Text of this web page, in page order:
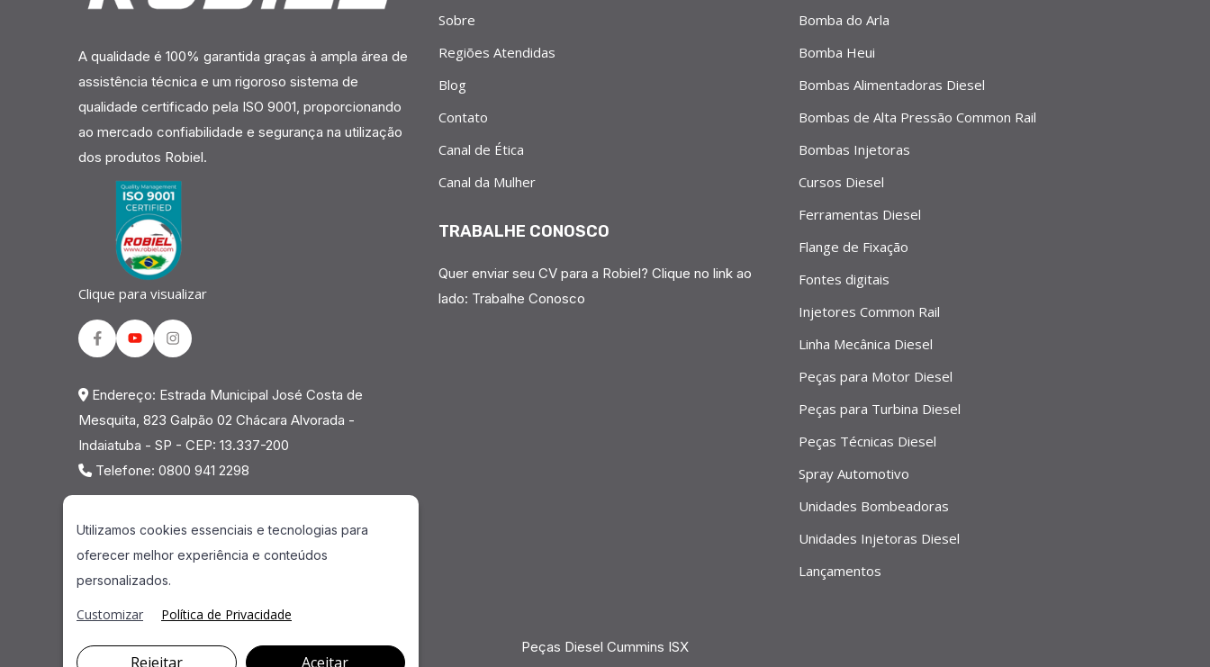
A qualidade é 100% garantida graças à ampla área de
assistência técnica e um rigoroso sistema de
qualidade certificado pela ISO 9001, proporcionando
ao mercado confiabilidade e segurança na utilização
dos produtos Robiel.
Clique para visualizar
FacebookYoutubeInstagram
Endereço: Estrada Municipal José Costa de
Mesquita, 823 Galpão 02 Chácara Alvorada -
Indaiatuba - SP - CEP: 13.337-200
Telefone: 0800 941 2298
Sobre
Regiões Atendidas
Blog
Contato
Canal de Ética
Canal da Mulher
TRABALHE CONOSCO
Quer enviar seu CV para a Robiel? Clique no link ao
lado: Trabalhe Conosco
Bomba do Arla
Bomba Heui
Bombas Alimentadoras Diesel
Bombas de Alta Pressão Common Rail
Bombas Injetoras
Cursos Diesel
Ferramentas Diesel
Flange de Fixação
Fontes digitais
Injetores Common Rail
Linha Mecânica Diesel
Peças para Motor Diesel
Peças para Turbina Diesel
Peças Técnicas Diesel
Spray Automotivo
Unidades Bombeadoras
Unidades Injetoras Diesel
Lançamentos
Peças Diesel Cummins ISX
Utilizamos cookies essenciais e tecnologias para
oferecer melhor experiência e conteúdos
personalizados.
Customizar Política de Privacidade
Rejeitar Aceitar